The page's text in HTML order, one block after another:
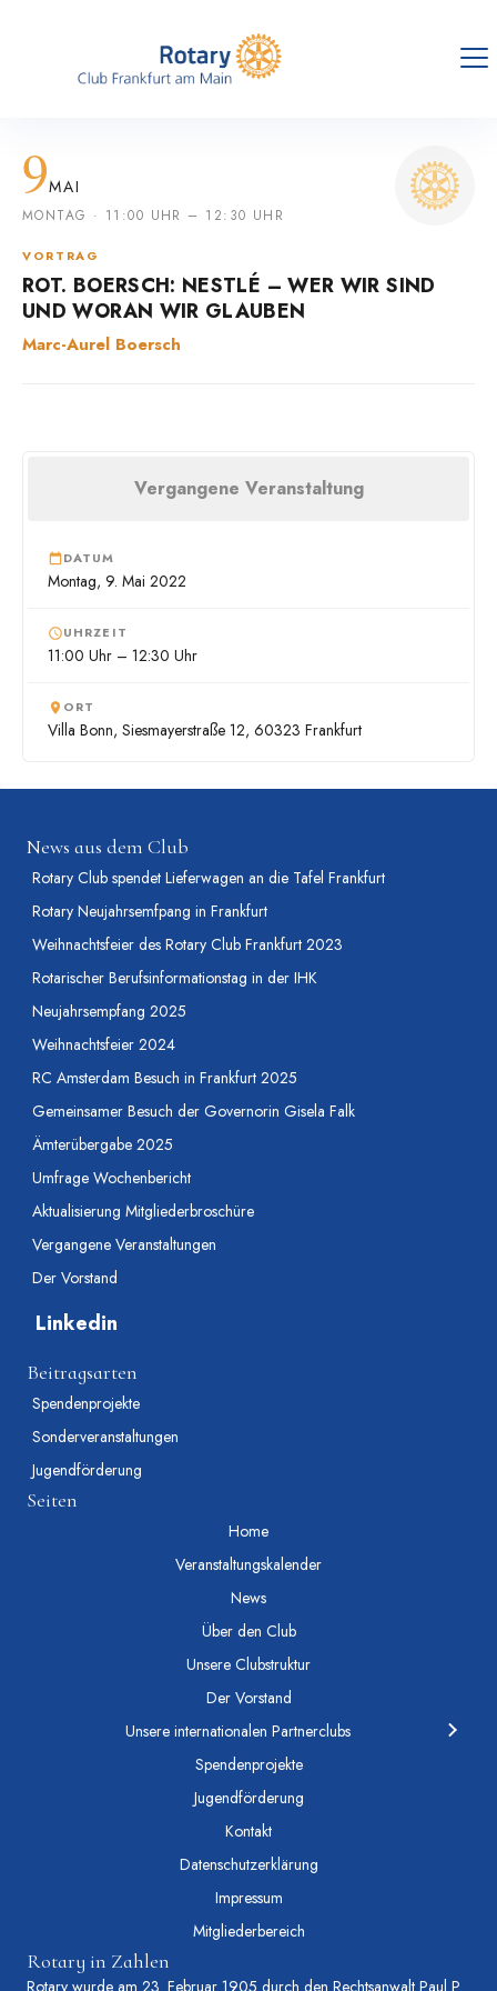
9MAI
MONTAG · 11:00 UHR – 12:30 UHR
VORTRAG
ROT. BOERSCH: NESTLÉ – WER WIR SIND
UND WORAN WIR GLAUBEN
Marc-Aurel Boersch
Vergangene Veranstaltung
DATUM
Montag, 9. Mai 2022
UHRZEIT
11:00 Uhr – 12:30 Uhr
ORT
Villa Bonn, Siesmayerstraße 12, 60323 Frankfurt
News aus dem Club
Rotary Club spendet Lieferwagen an die Tafel Frankfurt
Rotary Neujahrsemfpang in Frankfurt
Weihnachtsfeier des Rotary Club Frankfurt 2023
Rotarischer Berufsinformationstag in der IHK
Neujahrsempfang 2025
Weihnachtsfeier 2024
RC Amsterdam Besuch in Frankfurt 2025
Gemeinsamer Besuch der Governorin Gisela Falk
Ämterübergabe 2025
Umfrage Wochenbericht
Aktualisierung Mitgliederbroschüre
Vergangene Veranstaltungen
Der Vorstand
Linkedin
Beitragsarten
Spendenprojekte
Sonderveranstaltungen
Jugendförderung
Seiten
Home
Veranstaltungskalender
News
Über den Club
Unsere Clubstruktur
Der Vorstand
Unsere internationalen Partnerclubs
Spendenprojekte
Jugendförderung
Kontakt
Datenschutzerklärung
Impressum
Mitgliederbereich
Rotary in Zahlen